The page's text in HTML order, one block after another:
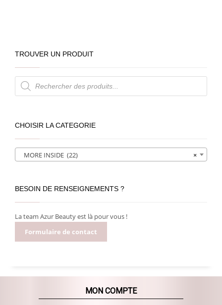
TROUVER UN PRODUIT
Recherche
de
produits
CHOISIR LA CATEGORIE
×
MORE INSIDE (22)
BESOIN DE RENSEIGNEMENTS ?
La team Azur Beauty est là pour vous !
Formulaire de contact
MON COMPTE